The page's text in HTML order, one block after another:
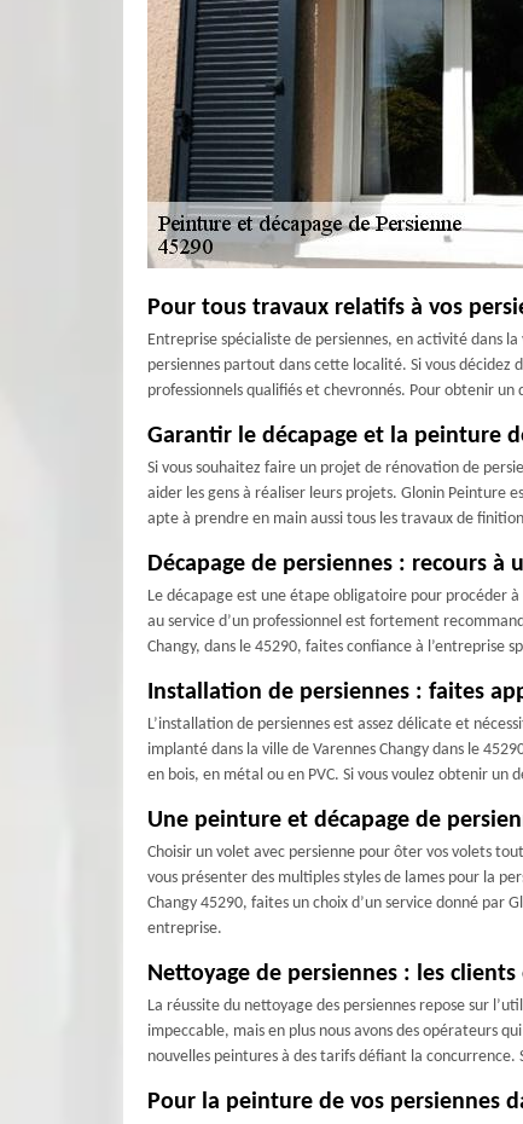
Pour tous travaux relatifs à vos
Entreprise spécialiste de persiennes, en activité dans
persiennes partout dans cette localité. Si vous décidez
professionnels qualifiés et chevronnés. Pour obtenir
Garantir le décapage et la peinture
Si vous souhaitez faire un projet de rénovation de
aider les gens à réaliser leurs projets. Glonin Peinture
apte à prendre en main aussi tous les travaux de
Décapage de persiennes : recours à
Le décapage est une étape obligatoire pour procéder
au service d’un professionnel est fortement
Changy, dans le 45290, faites confiance à l’entreprise
Installation de persiennes : faites
L’installation de persiennes est assez délicate et
implanté dans la ville de Varennes Changy dans le
en bois, en métal ou en PVC. Si vous voulez obtenir
Une peinture et décapage de
Choisir un volet avec persienne pour ôter vos volets
vous présenter des multiples styles de lames pour la
Changy 45290, faites un choix d’un service donné
entreprise.
Nettoyage de persiennes : les
La réussite du nettoyage des persiennes repose sur
impeccable, mais en plus nous avons des opérateurs
nouvelles peintures à des tarifs défiant la concurrence.
Pour la peinture de vos persiennes